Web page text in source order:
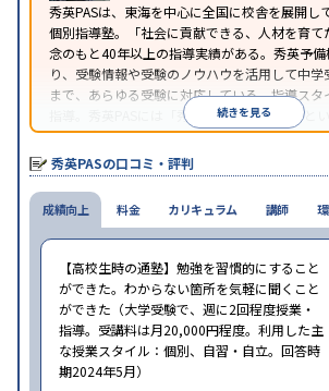
秀英PASは、東海を中心に全国に校舎を展開し
個別指導塾。「社会に貢献できる、人材を育て
念のもと40年以上の指導実績がある。秀英予
り、受験情報や受験のノウハウを活用して中
まで、あらゆる受験に対応している。指導ス
指導。秀英PASには「秀英PASオンライン」と
あり、自宅からも受講できる。
続きを見る
秀英PASの口コミ・評判
成績向上
【高校生時の通塾】勉強を習慣的にすること
ができた。わからない箇所を気軽に聞くこと
ができた（大学受験で、週に2回程度授業・
指導。受講料は月20,000円程度。利用した主
な授業スタイル：個別、自習・自立。回答時
期2024年5月）
料金 カリキュラム 講師